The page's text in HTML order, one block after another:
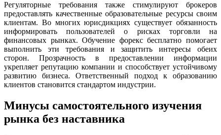
Регуляторные требования также стимулируют брокеров
предоставлять качественные образовательные ресурсы своим
клиентам. Во многих юрисдикциях существует обязанность
информировать пользователей о рисках торговли на
финансовых рынках. Обучение форекс бесплатно помогает
выполнить эти требования и защитить интересы обеих
сторон. Прозрачность в предоставлении информации
укрепляет репутацию компании и способствует устойчивому
развитию бизнеса. Ответственный подход к образованию
клиентов становится стандартом индустрии.
Минусы самостоятельного изучения
рынка без наставника